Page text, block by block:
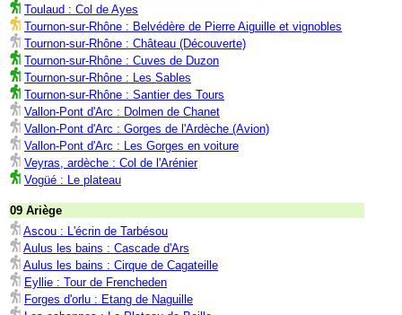
Toulaud : Col de Ayes
Tournon-sur-Rhône : Belvédère de Pierre Aiguille et vignobles
Tournon-sur-Rhône : Château (Découverte)
Tournon-sur-Rhône : Cuves de Duzon
Tournon-sur-Rhône : Les Sables
Tournon-sur-Rhône : Santier des Tours
Vallon-Pont d'Arc : Dolmen de Chanet
Vallon-Pont d'Arc : Gorges de l'Ardèche (Avion)
Vallon-Pont d'Arc : Les Gorges en voiture
Veyras, ardèche : Col de l'Arénier
Vogüé : Le plateau
09 Ariège
Ascou : L'écrin de Tarbésou
Aulus les bains : Cascade d'Ars
Aulus les bains : Cirque de Cagateille
Eyllie : Tour de Frencheden
Forges d'orlu : Etang de Naguille